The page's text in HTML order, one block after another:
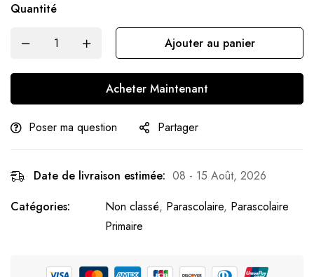
Quantité
Ajouter au panier
Acheter Maintenant
Poser ma question Partager
Date de livraison estimée: 08 - 15 Août, 2026
Catégories:
Non classé, Parascolaire, Parascolaire
Primaire